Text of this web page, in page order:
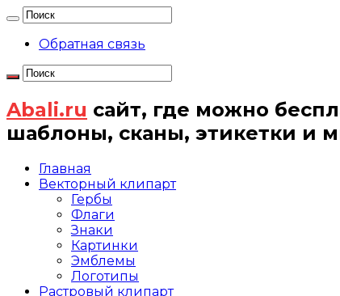
Обратная связь
Abali.ru сайт, где можно
шаблоны, сканы, этикетки и
Главная
Векторный клипарт
Гербы
Флаги
Знаки
Картинки
Эмблемы
Логотипы
Растровый клипарт